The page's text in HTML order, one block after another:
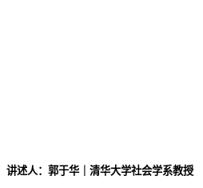
讲述人：郭于华｜清华大学社会学系教授